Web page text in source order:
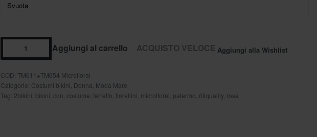
Svuota
Aggiungi al carrello ACQUISTO VELOCE Aggiungi alla Wishlist
TM611+TM654 Microfloral
Categorie: Costumi bikini Donna Moda Mare
Tag: 2bikini bikini con costume ferretto fiorellini microfloral palermo ritiquality, rosa